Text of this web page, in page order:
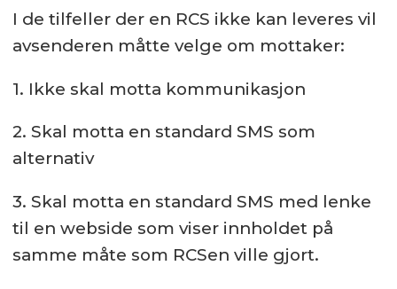
I de tilfeller der en RCS ikke kan leveres vil
avsenderen måtte velge om mottaker:
1. Ikke skal motta kommunikasjon
2. Skal motta en standard SMS som
alternativ
3. Skal motta en standard SMS med lenke
til en webside som viser innholdet på
samme måte som RCSen ville gjort.